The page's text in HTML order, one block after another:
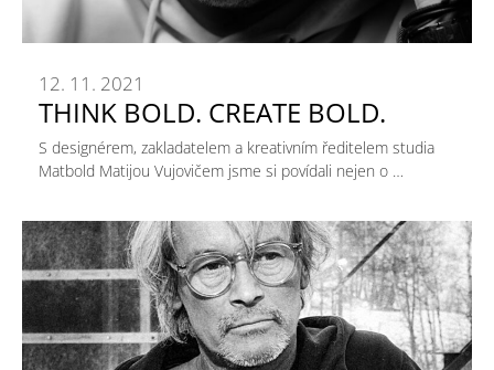
THINK BOLD. CREATE BOLD.
12. 11. 2021
S designérem, zakladatelem a kreativním ředitelem studia
Matbold Matijou Vujovičem jsme si povídali nejen o …